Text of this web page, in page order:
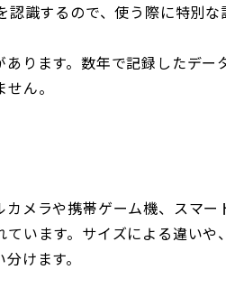
識するので、使う際に特別
ります。数年で記録したデー
ん。
メラや携帯ゲーム機、スマー
います。サイズによる違いや
けます。